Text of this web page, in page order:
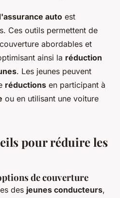
auto est
Ces outils permettent de
abordables et
ainsi la réduction
. Les jeunes peuvent
réductions en participant à
ou en utilisant une voiture
pour réduire les
de couverture
des jeunes conducteurs,